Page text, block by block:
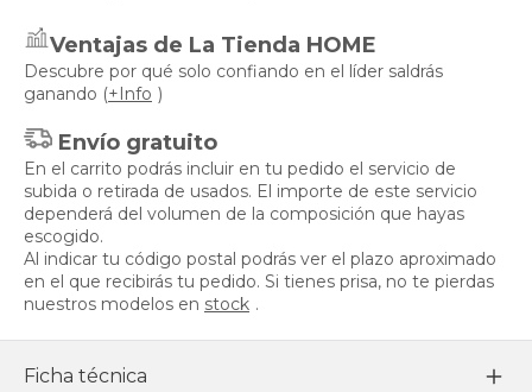
Ventajas de La Tienda HOME
Descubre por qué solo confiando en el líder saldrás
ganando (+Info )
Envío gratuito
En el carrito podrás incluir en tu pedido el servicio de
subida o retirada de usados. El importe de este servicio
dependerá del volumen de la composición que hayas
escogido.
Al indicar tu código postal podrás ver el plazo aproximado
en el que recibirás tu pedido. Si tienes prisa, no te pierdas
nuestros modelos en stock .
Ficha técnica